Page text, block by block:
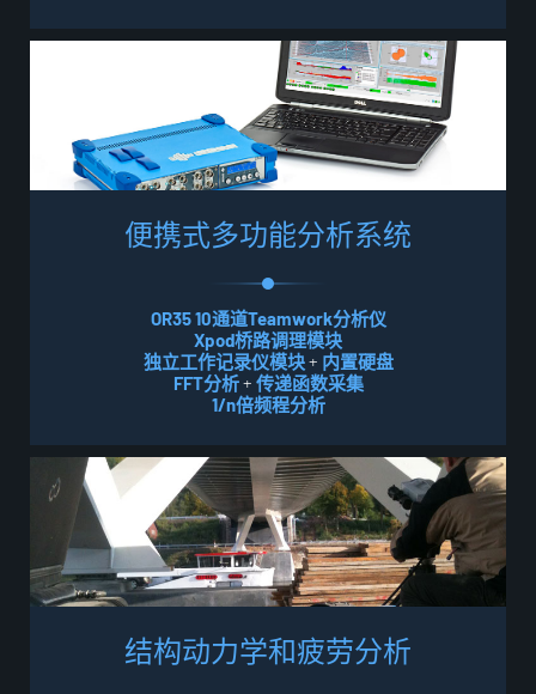
便携式多功能分析系统
OR35 10通道Teamwork分析仪
Xpod桥路调理模块
独立工作记录仪模块+ 内置硬盘
FFT分析+ 传递函数采集
1/n倍频程分析
结构动力学和疲劳分析